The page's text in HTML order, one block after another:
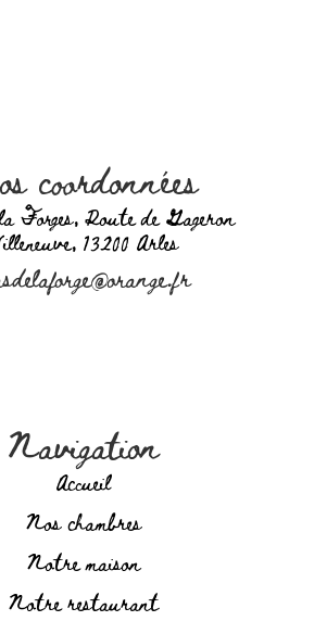
coordonnées
Forges, Route de Gageron
13200 Arles
Navigation
Accueil
Nos chambres
Notre maison
Notre restaurant